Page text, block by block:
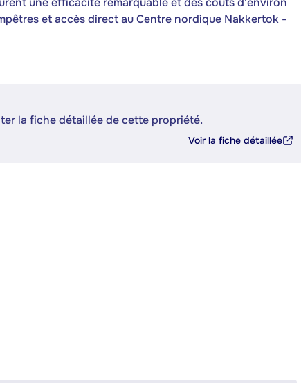
et accès direct au Centre nordique Nakkertok -
la fiche détaillée de cette propriété.
Voir la fiche détaillée